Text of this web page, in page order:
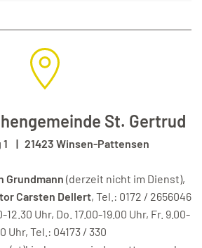
St. Gertrud
1 | 21423 Winsen-Pattensen
Grundmann (derzeit nicht im Dienst),
Carsten Dellert, Tel.: 0172 / 2656046
Uhr, Do. 17.00-19.00 Uhr, Fr. 9.00-
Uhr, Tel.: 04173 / 330